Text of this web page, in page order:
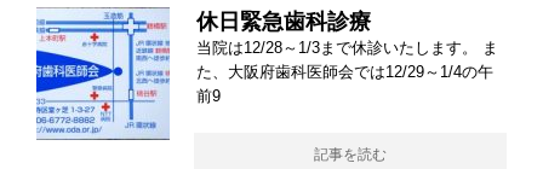
休日緊急歯科診療
当院は12/28～1/3まで休診いたします。 ま
た、大阪府歯科医師会では12/29～1/4の午
前9
記事を読む